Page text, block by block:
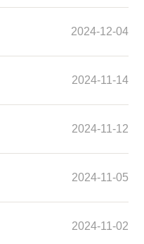
2024-12-04
2024-11-14
2024-11-12
2024-11-05
2024-11-02